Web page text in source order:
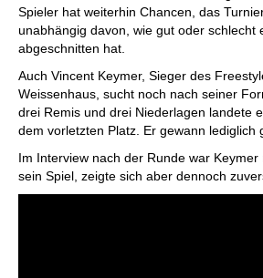
Spieler hat weiterhin Chancen, das
unabhängig davon, wie gut oder schlecht
abgeschnitten hat.
Auch Vincent Keymer, Sieger des
Weissenhaus, sucht noch nach seiner
drei Remis und drei Niederlagen landete
dem vorletzten Platz. Er gewann lediglich
Im Interview nach der Runde war Keymer
sein Spiel, zeigte sich aber dennoch